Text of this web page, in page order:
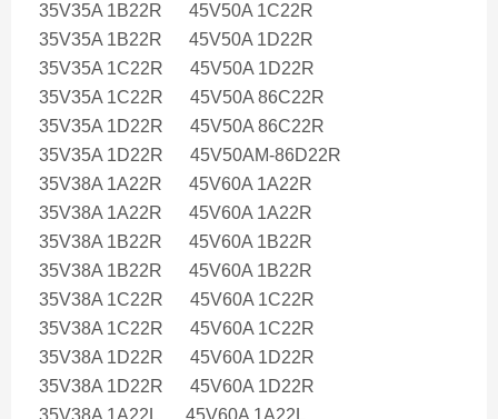
35V35A 1B22R 45V50A 1C22R
35V35A 1B22R 45V50A 1D22R
35V35A 1C22R 45V50A 1D22R
35V35A 1C22R 45V50A 86C22R
35V35A 1D22R 45V50A 86C22R
35V35A 1D22R 45V50AM-86D22R
35V38A 1A22R 45V60A 1A22R
35V38A 1A22R 45V60A 1A22R
35V38A 1B22R 45V60A 1B22R
35V38A 1B22R 45V60A 1B22R
35V38A 1C22R 45V60A 1C22R
35V38A 1C22R 45V60A 1C22R
35V38A 1D22R 45V60A 1D22R
35V38A 1D22R 45V60A 1D22R
35V38A 1A22L 45V60A 1A22L